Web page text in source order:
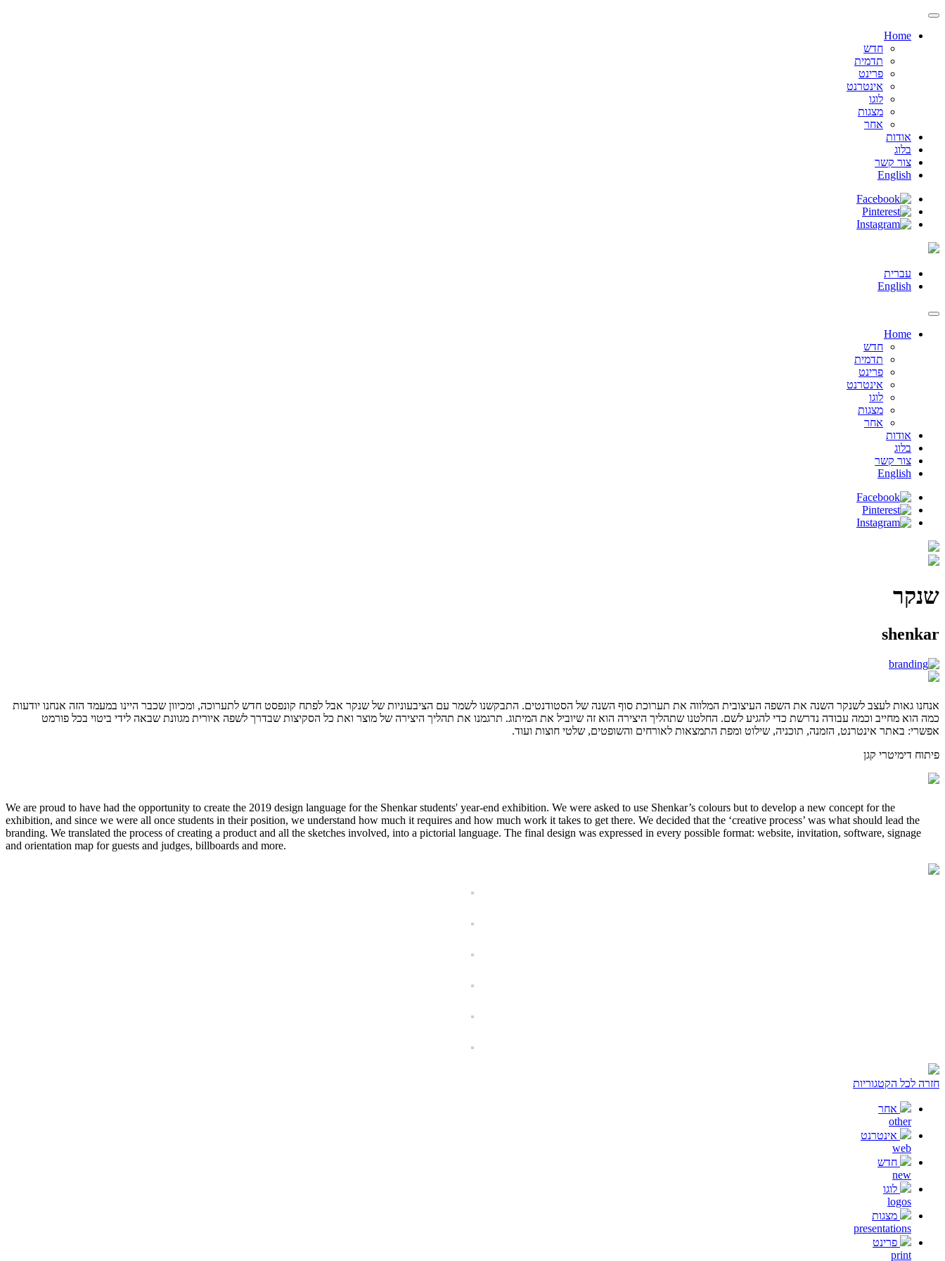
Home
חדש
תדמית
פרינט
אינטרנט
לוגו
מצגות
אחר
אודות
בלוג
צור קשר
English
עברית
English
Home
חדש
תדמית
פרינט
אינטרנט
לוגו
מצגות
אחר
אודות
בלוג
צור קשר
English
שנקר
shenkar
אנחנו גאות לעצב לשנקר השנה את השפה העיצובית המלווה את תערוכת סוף השנה של הסטודנטים. התבקשנו לשמר עם הציבעוניות של שנקר אבל לפתח קונפסט חדש לתערוכה, ומכיוון שכבר היינו במעמד הזה אנחנו יודעות
כמה הוא מחייב וכמה עבודה נדרשת כדי להגיע לשם. החלטנו שתהליך היצירה הוא זה שיוביל את המיתוג. תרגמנו את תהליך היצירה של מוצר ואת כל הסקיצות שבדרך לשפה איורית מגוונת שבאה לידי ביטוי בכל פורמט
אפשרי: באתר אינטרנט, הזמנה, תוכניה, שילוט ומפת התמצאות לאורחים והשופטים, שלטי חוצות ועוד.
פיתוח דימיטרי קגן
We are proud to have had the opportunity to create the 2019 design language for the Shenkar students' year-end exhibition. We were asked to use Shenkar’s colours but to develop a new concept for the
exhibition, and since we were all once students in their position, we understand how much it requires and how much work it takes to get there. We decided that the ‘creative process’ was what should lead the
branding. We translated the process of creating a product and all the sketches involved, into a pictorial language. The final design was expressed in every possible format: website, invitation, software, signage
and orientation map for guests and judges, billboards and more.
חזרה לכל הקטגוריות
אחר
other
אינטרנט
web
חדש
new
לוגו
logos
מצגות
presentations
פרינט
print